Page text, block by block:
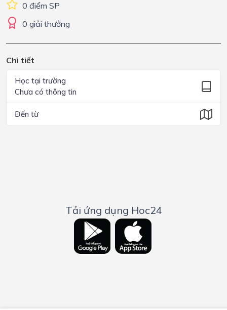
0 điểm SP
0 giải thưởng
Chi tiết
Học tại trường
Chưa có thông tin
Đến từ
Tải ứng dụng Hoc24